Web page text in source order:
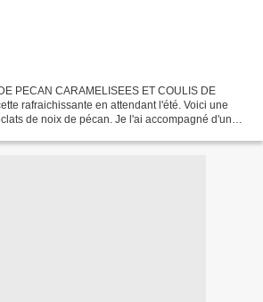
PECAN CARAMELISEES ET COULIS DE
rafraichissante en attendant l'été. Voici une
de noix de pécan. Je l'ai accompagné d'un